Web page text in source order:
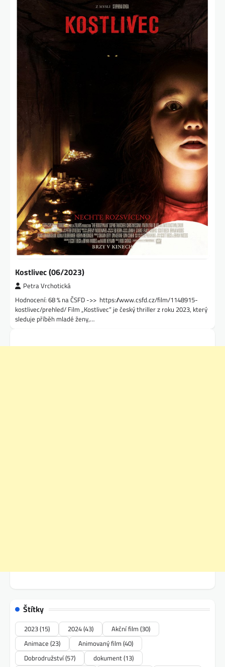
Kostlivec (06/2023)
Petra Vrchotická
Hodnocení: 68 % na ČSFD ->> https://www.csfd.cz/film/1148915-
kostlivec/prehled/ Film „Kostlivec“ je český thriller z roku 2023, který
sleduje příběh mladé ženy,…
Štítky
2023(15) 2024(43) Akční film (30)
Animace (23) Animovaný film (40)
Dobrodružství(57) dokument(13)